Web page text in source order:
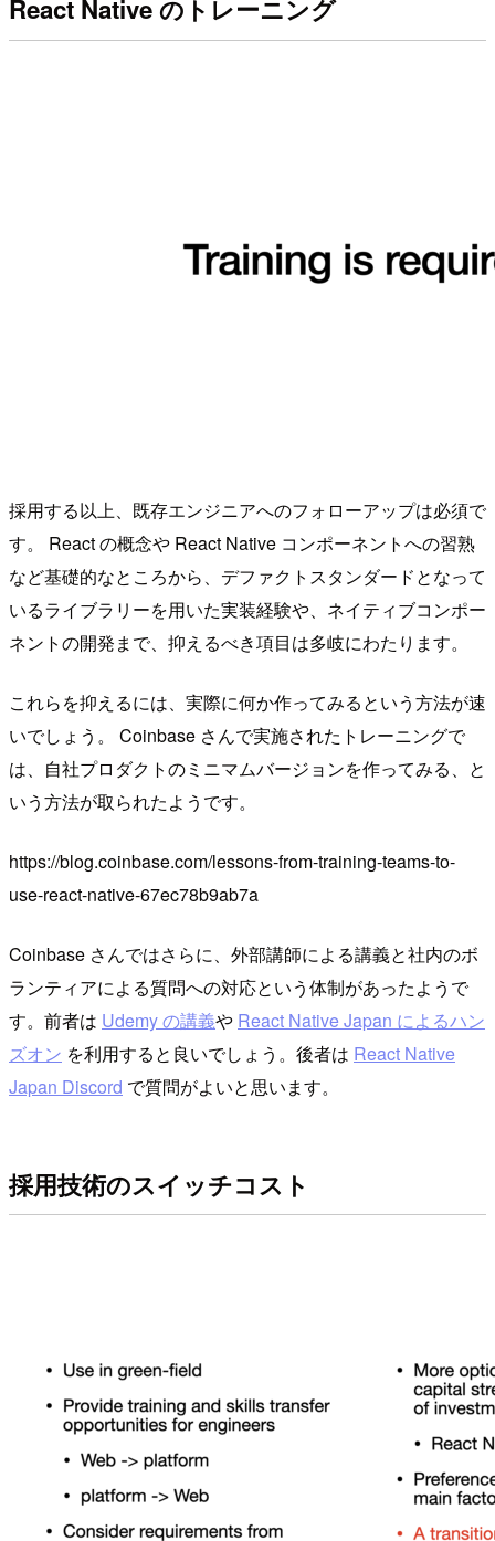
React Native のトレーニング
採用する以上、既存エンジニアへのフォローアップは必須で
す。 React の概念や React Native コンポーネントへの習熟
など基礎的なところから、デファクトスタンダードとなって
いるライブラリーを用いた実装経験や、ネイティブコンポー
ネントの開発まで、抑えるべき項目は多岐にわたります。
これらを抑えるには、実際に何か作ってみるという方法が速
いでしょう。 Coinbase さんで実施されたトレーニングで
は、自社プロダクトのミニマムバージョンを作ってみる、と
いう方法が取られたようです。
https://blog.coinbase.com/lessons-from-training-teams-to-
use-react-native-67ec78b9ab7a
Coinbase さんではさらに、外部講師による講義と社内のボ
ランティアによる質問への対応という体制があったようで
す。前者は Udemy の講義や React Native Japan によるハン
ズオン を利用すると良いでしょう。後者は React Native
Japan Discord で質問がよいと思います。
採用技術のスイッチコスト